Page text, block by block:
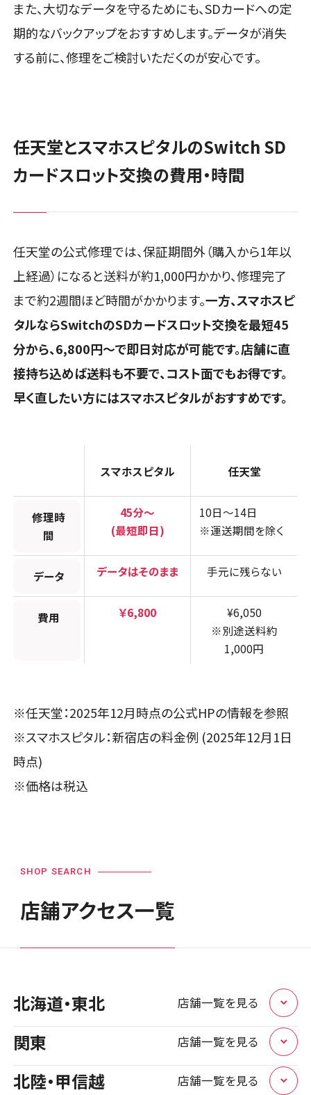
また、大切なデータを守るためにも、SDカードへの定
期的なバックアップをおすすめします。データが消失
する前に、修理をご検討いただくのが安心です。
任天堂とスマホスピタルのSwitch SD
カードスロット交換の費用・時間
任天堂の公式修理では、保証期間外（購入から1年以
上経過）になると送料が約1,000円かかり、修理完了
まで約2週間ほど時間がかかります。一方、スマホスピ
タルならSwitchのSDカードスロット交換を最短45
分から、6,800円～で即日対応が可能です。店舗に直
接持ち込めば送料も不要で、コスト面でもお得です。
早く直したい方にはスマホスピタルがおすすめです。
スマホスピタル 任天堂
修理時
間
45分～
(最短即日)
10日～14日
※運送期間を除く
データ データはそのまま 手元に残らない
費用 ￥6,800
¥6,050
※別途送料約
1,000円
※任天堂：2025年12月時点の公式HPの情報を参照
※スマホスピタル：新宿店の料金例 (2025年12月1日
時点)
※価格は税込
SHOP SEARCH
店舗アクセス一覧
北海道・東北 店舗一覧を見る
店頭修理店
関東 店舗一覧を見る
北陸・甲信越 店舗一覧を見る